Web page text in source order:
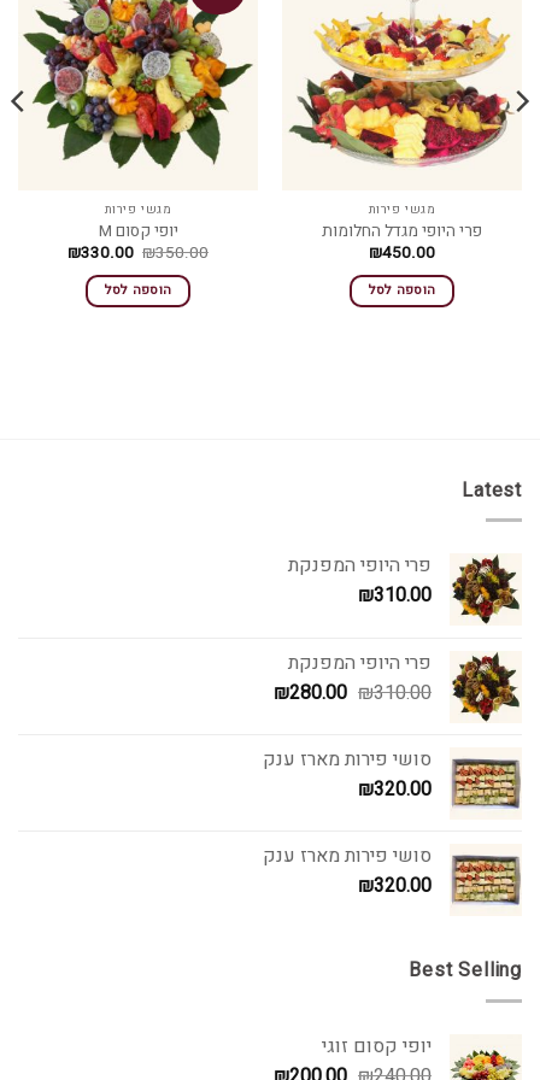
מגשי פירות
פרי היופי מגדל החלומות
₪450.00
הוספה לסל
מגשי פירות
יופי קסום M
₪350.00 המחיר
היה:
₪350.00.
₪330.00
הוספה לסל
Latest
פרי היופי המפנקת
₪310.00
פרי היופי המפנקת
₪310.00
המחיר
₪310.00.
₪280.00 המחיר
₪280.00.סושי פירות מארז ענק
₪320.00
סושי פירות מארז ענק
₪320.00
Best Selling
יופי קסום זוגי